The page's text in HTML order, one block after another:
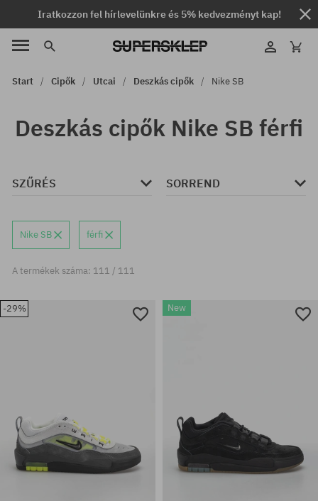
Iratkozzon fel hírlevelünkre és 5% kedvezményt kap!
Start Cipők Utcai Deszkás cipők Nike SB
Deszkás cipők Nike SB férfi
SZŰRÉS SORREND
Nike SB férfi
A termékek száma: 111 / 111
-29% New